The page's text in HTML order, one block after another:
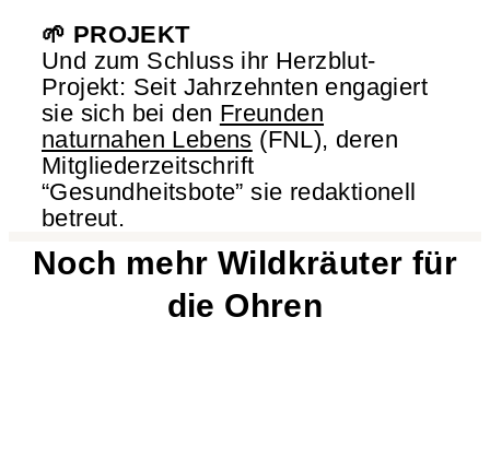
🌱 PROJEKT
Und zum Schluss ihr Herzblut-
Projekt: Seit Jahrzehnten engagiert
sie sich bei den Freunden
naturnahen Lebens (FNL), deren
Mitgliederzeitschrift
“Gesundheitsbote” sie redaktionell
betreut.
Noch mehr Wildkräuter für
die Ohren